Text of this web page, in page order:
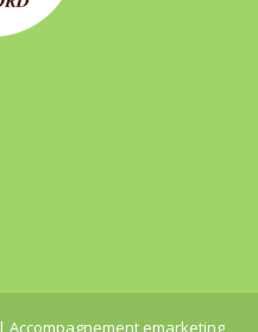
| Accompagnement emarketing